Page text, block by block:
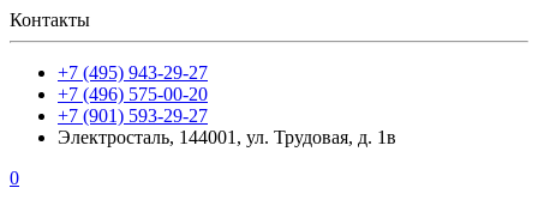
Контакты
+7 (495) 943-29-27
+7 (496) 575-00-20
+7 (901) 593-29-27
Электросталь, 144001, ул. Трудовая, д. 1в
0